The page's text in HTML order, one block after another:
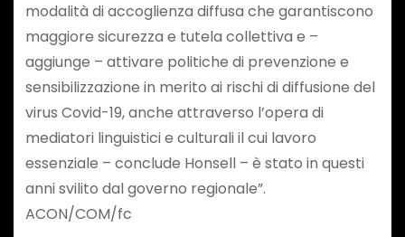
modalità di accoglienza diffusa che garantiscono
maggiore sicurezza e tutela collettiva e –
aggiunge – attivare politiche di prevenzione e
sensibilizzazione in merito ai rischi di diffusione del
virus Covid-19, anche attraverso l’opera di
mediatori linguistici e culturali il cui lavoro
essenziale – conclude Honsell – è stato in questi
anni svilito dal governo regionale”.
ACON/COM/fc